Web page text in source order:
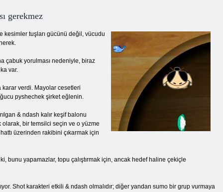
gerekmez
kesimler tuşları gücünü değil, vücudu
çabuk yorulması nedeniyle, biraz
var.
karar verdi. Mayolar cesetleri
pyshechek şirket eğlenin.
& ndash kalır keşif balonu
olarak, bir temsilci seçin ve o yüzme
üzerinden rakibini çıkarmak için
bunu yapamazlar, topu çalıştırmak için, ancak hedef haline çekiçle
Shot karakteri etkili & ndash olmalıdır; diğer yandan sumo bir grup vurmaya